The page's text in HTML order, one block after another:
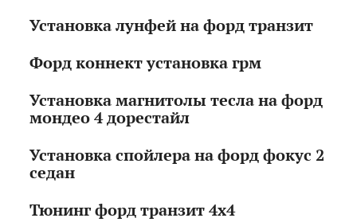
Установка лунфей на форд транзит
Форд коннект установка грм
Установка магнитолы тесла на форд
мондео 4 дорестайл
Установка спойлера на форд фокус 2
седан
Тюнинг форд транзит 4х4